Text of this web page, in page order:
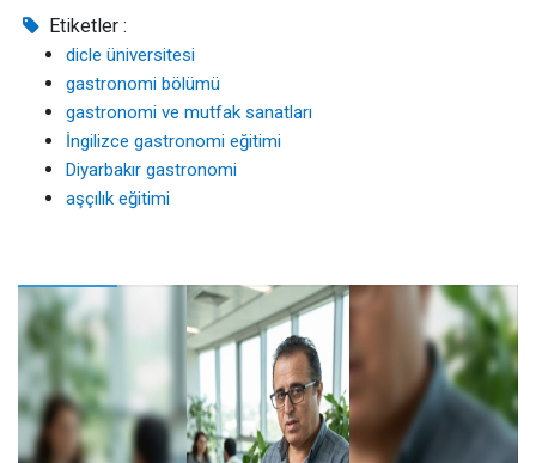
Etiketler :
dicle üniversitesi
gastronomi bölümü
gastronomi ve mutfak sanatları
İngilizce gastronomi eğitimi
Diyarbakır gastronomi
aşçılık eğitimi